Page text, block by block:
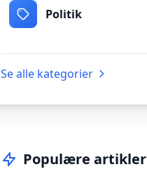
Politik
Se alle kategorier
Populære artikler